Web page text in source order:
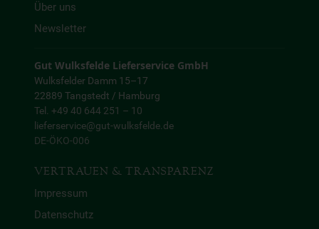
Über uns
Newsletter
Gut Wulksfelde Lieferservice GmbH
Wulksfelder Damm 15–17
22889 Tangstedt / Hamburg
Tel. +49 40 644 251 – 10
lieferservice@gut-wulksfelde.de
DE-ÖKO-006
VERTRAUEN & TRANSPARENZ
Impressum
Datenschutz